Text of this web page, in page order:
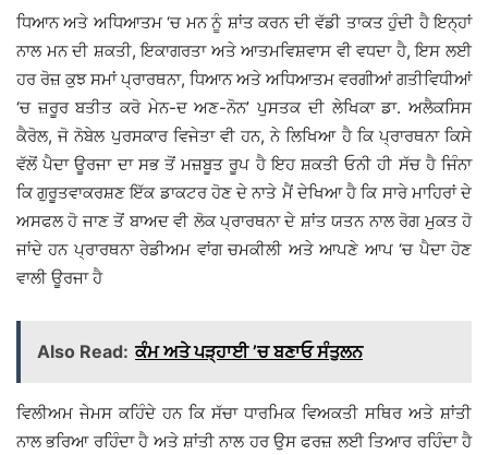
ਧਿਆਨ ਅਤੇ ਅਧਿਆਤਮ ‘ਚ ਮਨ ਨੂੰ ਸ਼ਾਂਤ ਕਰਨ ਦੀ ਵੱਡੀ ਤਾਕਤ ਹੁੰਦੀ ਹੈ ਇਨ੍ਹਾਂ
ਨਾਲ ਮਨ ਦੀ ਸ਼ਕਤੀ, ਇਕਾਗਰਤਾ ਅਤੇ ਆਤਮਵਿਸ਼ਵਾਸ ਵੀ ਵਧਦਾ ਹੈ, ਇਸ ਲਈ
ਹਰ ਰੋਜ਼ ਕੁਝ ਸਮਾਂ ਪ੍ਰਾਰਥਨਾ, ਧਿਆਨ ਅਤੇ ਅਧਿਆਤਮ ਵਰਗੀਆਂ ਗਤੀਵਿਧੀਆਂ
‘ਚ ਜ਼ਰੂਰ ਬਤੀਤ ਕਰੋ ਮੇਨ-ਦ ਅਣ-ਨੋਨ’ ਪੁਸਤਕ ਦੀ ਲੇਖਿਕਾ ਡਾ. ਅਲੈਕਸਿਸ
ਕੈਰੋਲ, ਜੋ ਨੋਬੇਲ ਪੁਰਸਕਾਰ ਵਿਜੇਤਾ ਵੀ ਹਨ, ਨੇ ਲਿਖਿਆ ਹੈ ਕਿ ਪ੍ਰਾਰਥਨਾ ਕਿਸੇ
ਵੱਲੋਂ ਪੈਦਾ ਊਰਜਾ ਦਾ ਸਭ ਤੋਂ ਮਜ਼ਬੂਤ ਰੂਪ ਹੈ ਇਹ ਸ਼ਕਤੀ ਓਨੀ ਹੀ ਸੱਚ ਹੈ ਜਿੰਨਾ
ਕਿ ਗੁਰੂਤਵਾਕਰਸ਼ਣ ਇੱਕ ਡਾਕਟਰ ਹੋਣ ਦੇ ਨਾਤੇ ਮੈਂ ਦੇਖਿਆ ਹੈ ਕਿ ਸਾਰੇ ਮਾਹਿਰਾਂ ਦੇ
ਅਸਫਲ ਹੋ ਜਾਣ ਤੋਂ ਬਾਅਦ ਵੀ ਲੋਕ ਪ੍ਰਾਰਥਨਾ ਦੇ ਸ਼ਾਂਤ ਯਤਨ ਨਾਲ ਰੋਗ ਮੁਕਤ ਹੋ
ਜਾਂਦੇ ਹਨ ਪ੍ਰਾਰਥਨਾ ਰੇਡੀਅਮ ਵਾਂਗ ਚਮਕੀਲੀ ਅਤੇ ਆਪਣੇ ਆਪ ‘ਚ ਪੈਦਾ ਹੋਣ
ਵਾਲੀ ਊਰਜਾ ਹੈ
Also Read: ਕੰਮ ਅਤੇ ਪੜ੍ਹਾਈ ’ਚ ਬਣਾਓ ਸੰਤੁਲਨ
ਵਿਲੀਅਮ ਜੇਮਸ ਕਹਿੰਦੇ ਹਨ ਕਿ ਸੱਚਾ ਧਾਰਮਿਕ ਵਿਅਕਤੀ ਸਥਿਰ ਅਤੇ ਸ਼ਾਂਤੀ
ਨਾਲ ਭਰਿਆ ਰਹਿੰਦਾ ਹੈ ਅਤੇ ਸ਼ਾਂਤੀ ਨਾਲ ਹਰ ਉਸ ਫਰਜ਼ ਲਈ ਤਿਆਰ ਰਹਿੰਦਾ ਹੈ